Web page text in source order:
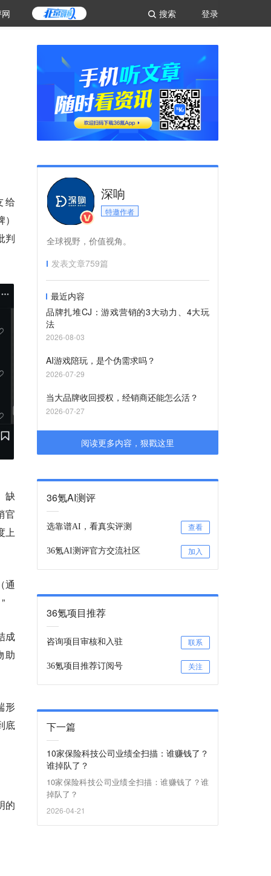
登录
搜索
给
判
缺
官
上
通
成
助
形
底
的
深响
特邀作者
全球视野，价值视角。
发表文章759篇
最近内容
品牌扎堆CJ：游戏营销的3大动力、4大玩
法
2026-08-03
AI游戏陪玩，是个伪需求吗？
2026-07-29
当大品牌收回授权，经销商还能怎么活？
2026-07-27
阅读更多内容，狠戳这里
36氪AI测评
选靠谱AI，看真实评测 查看
36氪AI测评官方交流社区 加入
36氪项目推荐
咨询项目审核和入驻 联系
36氪项目推荐订阅号 关注
下一篇
10家保险科技公司业绩全扫描：谁赚钱了？
谁掉队了？
10家保险科技公司业绩全扫描：谁赚钱了？谁
掉队了？
2026-04-21